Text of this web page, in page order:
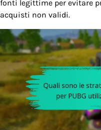
fonti legittime per evitare
acquisti non validi.